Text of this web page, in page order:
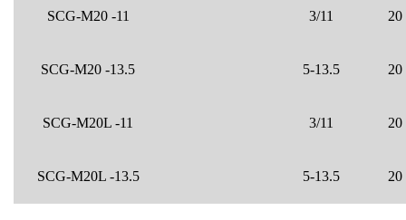
SCG-M20 -11 3/11 20
SCG-M20 -13.5 5-13.5 20
SCG-M20L -11 3/11 20
SCG-M20L -13.5 5-13.5 20